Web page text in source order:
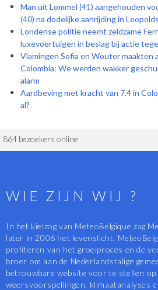
Man uit Lommel (41) aangehouden
(40) na dodelijke aanrijding in
Londense politie neemt zeldzame
luxevoertuigen in beslag bij actie
Vlamingen Sofia en Wouter maakten
Colombia: We werden wakker
alarm
Aardbeving met kracht van 7.4 in
al?
864 bezoekers online
WIE ZIJN WIJ ?
In het kielzog van MeteoBelgique zag
later in 2006 het levenslicht.
profiteren van het groeiproces en de
broer om aan de Nederlandstalige
betrouwbare website voor te stellen op
weersvoorspellingen, klimaatanalyses